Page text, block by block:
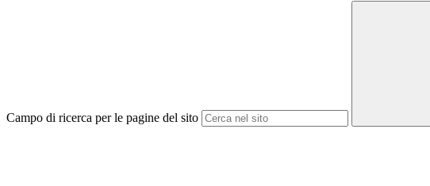
Campo di ricerca per le pagine del sito